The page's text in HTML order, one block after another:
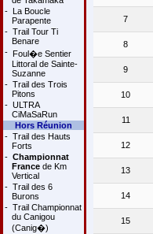
- La Boucle
Parapente
- Trail Tour Ti
Benare
- Foul�e Sentier
Littoral de Sainte-
Suzanne
- Trail des Trois
Pitons
- ULTRA
CiMaSaRun
Hors Réunion
- Trail des Hauts
Forts
- Championnat
Francede Km
Vertical
- Trail des 6
Burons
- Trail Championnat
du Canigou
(Canig�)
7
8
9
10
11
12
13
14
15